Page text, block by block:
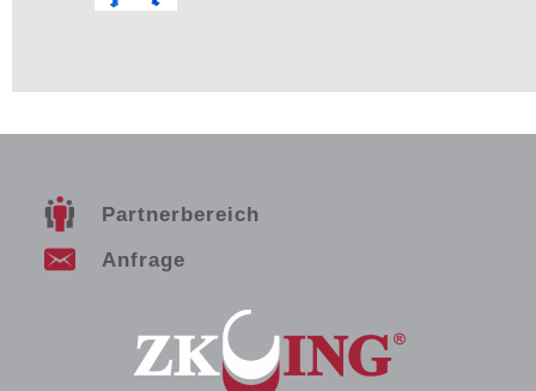
Partnerbereich
Anfrage